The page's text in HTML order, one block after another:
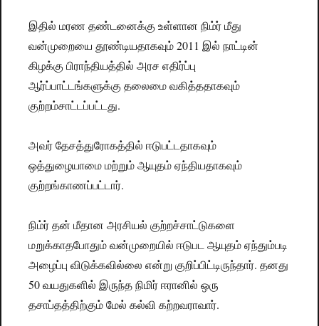
இதில் மரண தண்டனைக்கு உள்ளான நிம்ர் மீது
வன்முறையை தூண்டியதாகவும் 2011 இல் நாட்டின்
கிழக்கு பிராந்தியத்தில் அரச எதிர்ப்பு
ஆர்ப்பாட்டங்களுக்கு தலைமை வகித்ததாகவும்
குற்றம்சாட்டப்பட்டது.
அவர் தேசத்துரோகத்தில் ஈடுபட்டதாகவும்
ஒத்துழையாமை மற்றும் ஆயுதம் ஏந்தியதாகவும்
குற்றங்காணப்பட்டார்.
நிம்ர் தன் மீதான அரசியல் குற்றச்சாட்டுகளை
மறுக்காதபோதும் வன்முறையில் ஈடுபட ஆயுதம் ஏந்தும்படி
அழைப்பு விடுக்கவில்லை என்று குறிப்பிட்டிருந்தார். தனது
50 வயதுகளில் இருந்த நிமிர் ஈரானில் ஒரு
தசாப்தத்திற்கும் மேல் கல்வி கற்றவராவார்.